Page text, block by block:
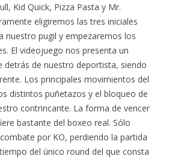
Kid Quick, Pizza Pasta y Mr.
eligiremos las tres iniciales
nuestro pugil y empezaremos los
El videojuego nos presenta un
detrás de nuestro deportista, siendo
Los principales movimientos del
distintos puñetazos y el bloqueo de
contrincante. La forma de vencer
bastante del boxeo real. Sólo
por KO, perdiendo la partida
del único round del que consta